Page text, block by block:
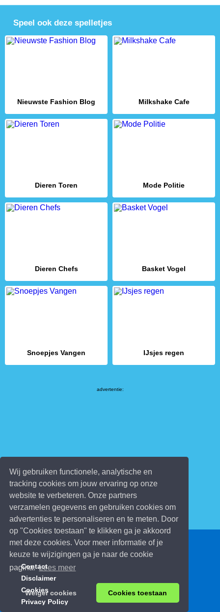
Wij gebruiken functionele, analytische en
tracking cookies om jouw ervaring op onze
website te verbeteren. Onze partners
verzamelen gegevens en gebruiken cookies om
advertenties te personaliseren en te meten. Door
op "Cookies toestaan" te klikken ga je akkoord
met deze cookies. Voor meer informatie of je
keuze te wijzigingen ga je naar de cookie
pagina.Lees meer
Weiger cookies Cookies toestaan
Speel ook deze spelletjes
Nieuwste Fashion Blog Milkshake Cafe
Dieren Toren Mode Politie
Dieren Chefs Basket Vogel
Snoepjes Vangen IJsjes regen
advertentie:
© 2026 Kinderspelletjes.be
Contact
Disclaimer
Cookies
Privacy Policy